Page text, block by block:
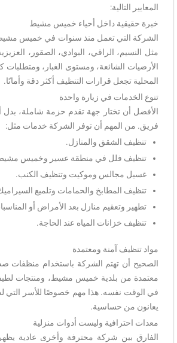
المعايير التالية:
خبرة حقيقية داخل أحياء خميس مشيط
الشركة التي تعمل منذ سنوات في خميس مشيط
مثل النسيم، الراقي، البوادي، الصقور،
الأرضيات الشائعة، ومستوى الغبار،
المحلية تجعل قرارات التنظيف أكثر دقة وأمانًا.
تنوع الخدمات في زيارة واحدة
الأفضل أن تختار جهة تقدم حزمة شاملة، بدل
فريق. من المهم أن توفر الشركة خدمات مثل:
تنظيف الشقق والمنازل.
تنظيف فلل في منطقة عسير وخميس
غسيل مجالس وموكيت وتنظيف الكنب.
تنظيف المطابخ والحمامات وتلميع
تطهير وتعقيم منازل بعد الأمراض أو
تنظيف خزانات المياه عند الحاجة.
مواد تنظيف آمنة ومعتمدة
الصحيح أن تهتم الشركة باستخدام منظفات
معتمدة من بلدية خميس مشيط، ومنتجات
في الوقت نفسه. هذا مهم خصوصًا للأسر التي
يعانون من حساسية.
معدات احترافية وليست أدوات منزلية
الفارق بين شركة محترفة وأخرى عادية